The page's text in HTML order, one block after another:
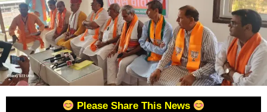
Please Share This News